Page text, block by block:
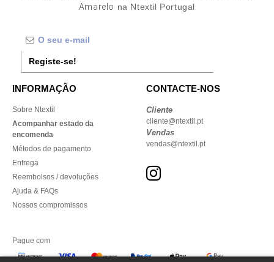
Amarelo na Ntextil Portugal
Registe-se!
INFORMAÇÃO
Sobre Ntextil
Acompanhar estado da
encomenda
Métodos de pagamento
Entrega
Reembolsos / devoluções
Ajuda & FAQs
Nossos compromissos
CONTACTE-NOS
Cliente
cliente@ntextil.pt
Vendas
vendas@ntextil.pt
Pague com